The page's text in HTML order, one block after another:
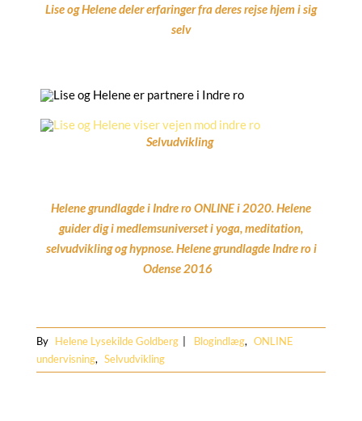
Lise og Helene deler erfaringer fra deres rejse hjem i sig
selv
Selvudvikling
Helene grundlagde i Indre ro ONLINE i 2020. Helene
guider dig i medlemsuniverset i yoga, meditation,
selvudvikling og hypnose. Helene grundlagde Indre ro i
Odense 2016
By Helene Lysekilde Goldberg Blogindlæg, ONLINE
undervisning, Selvudvikling